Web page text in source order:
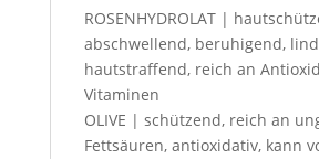
ROSENHYDROLAT |
abschwellend, beruhigend,
hautstraffend, reich an
Vitaminen
OLIVE | schützend, reich an
Fettsäuren, antioxidativ, kann